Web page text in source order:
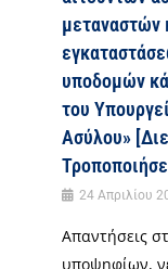
μεταναστών
υποδομών
του
Ασύλου»
24 Απριλίου
Απαντήσεις
υποψηφίων,